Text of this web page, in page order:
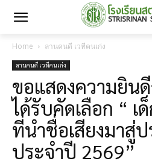
Home ลานคนดี เวทีคนเก่ง
ลานคนดี เวทีคนเก่ง
ขอแสดงความยิน
ได้รับคัดเลือก “ เ
ที่นำชื่อเสียงมาสู่
ประจำปี 2569”